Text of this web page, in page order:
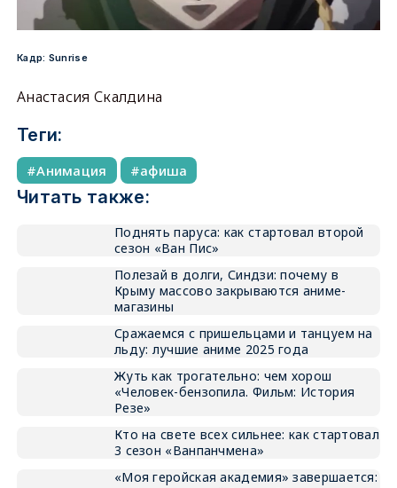
Кадр: Sunrise
Анастасия Скалдина
Теги:
Анимация афиша
Читать также:
Поднять паруса: как стартовал второй
сезон «Ван Пис»
Полезай в долги, Синдзи: почему в
Крыму массово закрываются аниме-
магазины
Сражаемся с пришельцами и танцуем на
льду: лучшие аниме 2025 года
Жуть как трогательно: чем хорош
«Человек-бензопила. Фильм: История
Резе»
Кто на свете всех сильнее: как стартовал
3 сезон «Ванпанчмена»
«Моя геройская академия» завершается: